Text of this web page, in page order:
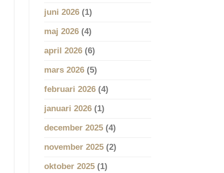
juni 2026(1)
maj 2026(4)
april 2026(6)
mars 2026(5)
februari 2026(4)
januari 2026(1)
december 2025(4)
november 2025(2)
oktober 2025(1)